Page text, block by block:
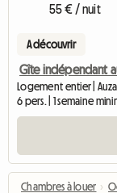
55 € / nuit
A découvrir
Gîte indépendant
Logement entier |
6 pers. | 1 semaine
Chambres à louer ›